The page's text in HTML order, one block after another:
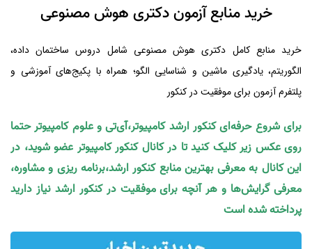
خرید منابع آزمون دکتری هوش مصنوعی
خرید منابع کامل دکتری هوش مصنوعی شامل دروس ساختمان داده،
الگوریتم، یادگیری ماشین و شناسایی الگو؛ همراه با پکیج‌های آموزشی و
پلتفرم آزمون برای موفقیت در کنکور
برای شروع حرفه‌ای کنکور ارشد کامپیوتر،آی‌تی و علوم کامپیوتر حتما
روی عکس زیر کلیک کنید تا در کانال کنکور کامپیوتر عضو شوید، در
این کانال به معرفی بهترین منابع کنکور ارشد،برنامه ریزی و مشاوره،
معرفی گرایش‌ها و هر آنچه برای موفقیت در کنکور ارشد نیاز دارید
پرداخته شده است